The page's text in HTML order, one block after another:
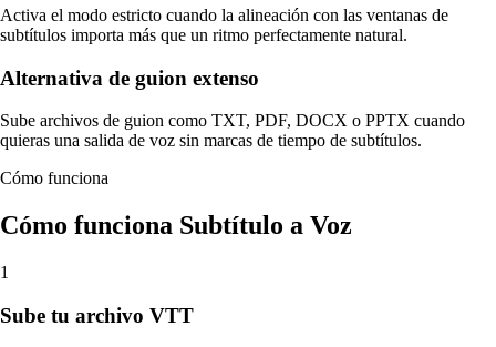
Activa el modo estricto cuando la alineación con las ventanas de
subtítulos importa más que un ritmo perfectamente natural.
Alternativa de guion extenso
Sube archivos de guion como TXT, PDF, DOCX o PPTX cuando
quieras una salida de voz sin marcas de tiempo de subtítulos.
Cómo funciona
Cómo funciona Subtítulo a Voz
1
Sube tu archivo VTT